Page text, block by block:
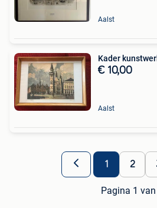
Aalst
Kader
€ 10,00
Aalst
1 2
Pagina 1